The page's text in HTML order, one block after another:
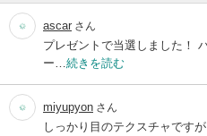
ascar さん
プレゼントで当選しました！
ー… 続きを読む
miyupyon さん
しっかり目のテクスチャです